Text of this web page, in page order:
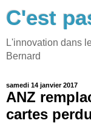
C'est
L'innovation dans
Bernard
samedi 14 janvier 2017
ANZ
cartes